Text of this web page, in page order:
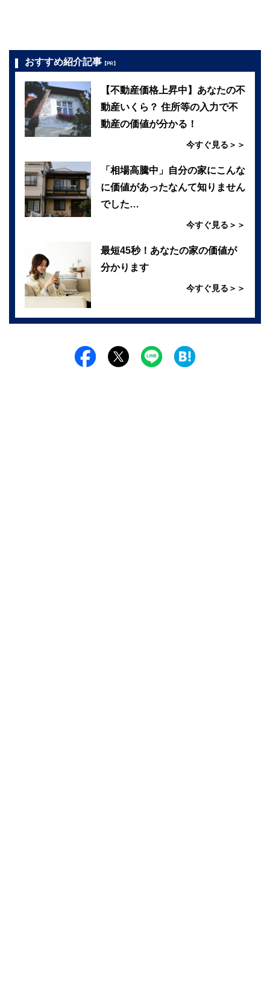
おすすめ紹介記事 【PR】
【不動産価格上昇中】あなたの不
動産いくら？ 住所等の入力で不
動産の価値が分かる！
今すぐ見る＞＞
「相場高騰中」自分の家にこんな
に価値があったなんて知りません
でした…
今すぐ見る＞＞
最短45秒！あなたの家の価値が
分かります
今すぐ見る＞＞